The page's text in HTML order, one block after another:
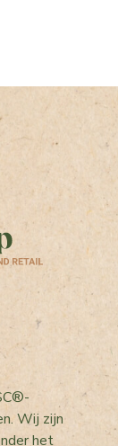
Wij zijn
het